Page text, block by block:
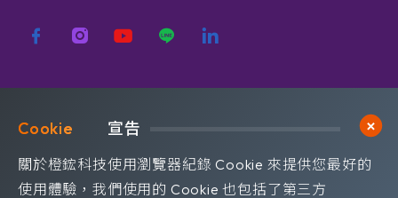
宣告
關於橙鋐科技使用瀏覽器紀錄 Cookie 來提供您最好的
使用體驗，我們使用的 Cookie 也包括了第三方